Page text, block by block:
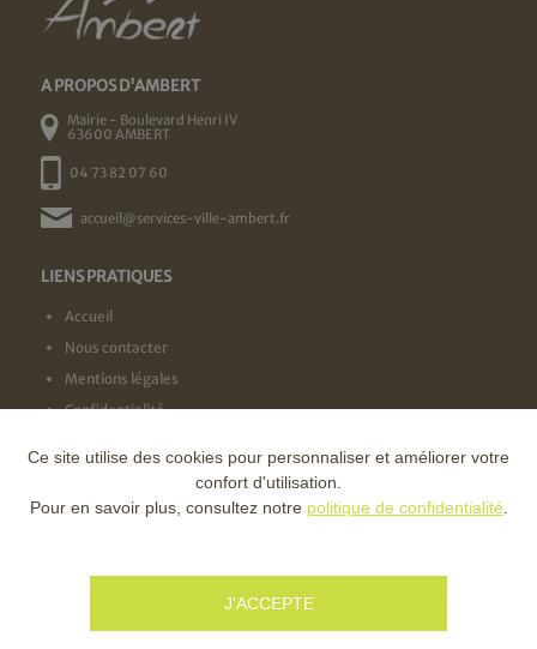
A PROPOS D'AMBERT
Mairie - Boulevard Henri IV
63600 AMBERT
04 73 82 07 60
accueil@services-ville-ambert.fr
LIENS PRATIQUES
Accueil
Nous contacter
Mentions légales
Confidentialité
NOS LABELS
Ce site utilise des cookies pour personnaliser et améliorer votre
confort d'utilisation.
Pour en savoir plus, consultez notre politique de confidentialité
J'ACCEPTE